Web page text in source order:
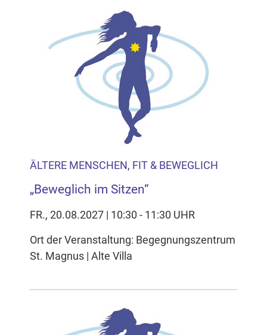
ÄLTERE MENSCHEN, FIT & BEWEGLICH
„Beweglich im Sitzen“
FR., 20.08.2027 | 10:30 - 11:30 UHR
Ort der Veranstaltung: Begegnungszentrum
St. Magnus | Alte Villa